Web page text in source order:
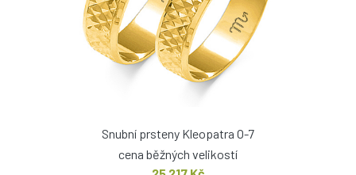
Snubní prsteny Kleopatra O-7
cena běžných velikostí